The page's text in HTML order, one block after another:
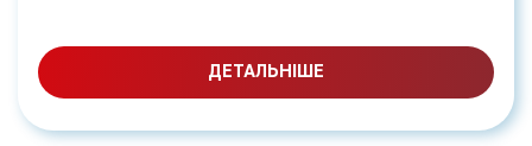
ДЕТАЛЬНІШЕ